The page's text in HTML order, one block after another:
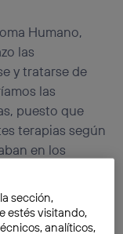
Humano,
las
y tratarse de
las
puesto que
terapias según
en los
sección,
estés visitando,
analíticos,